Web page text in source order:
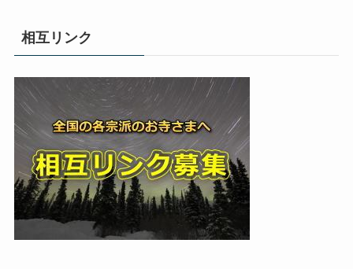
相互リンク